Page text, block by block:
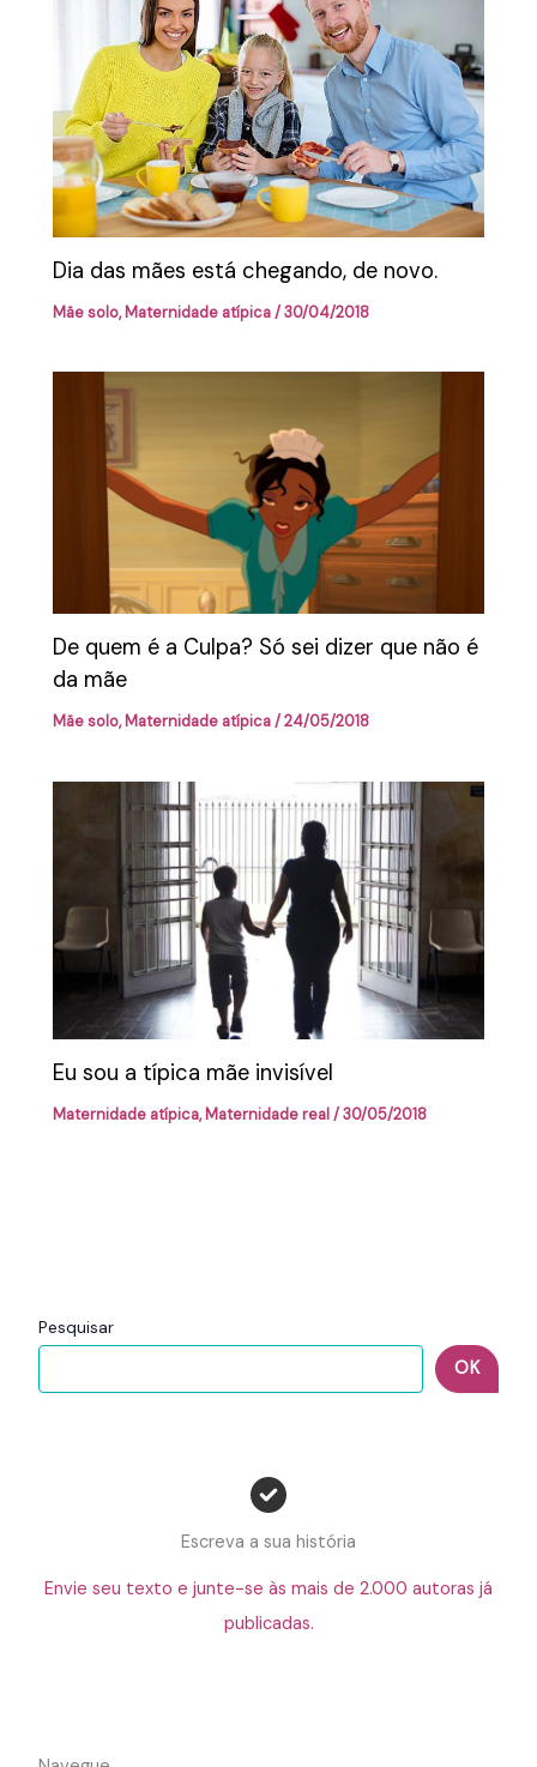
Pesquisar
OK
Escreva a sua história
Envie seu texto e junte-se às mais de 2.000 autoras já
publicadas.
Dia das mães está chegando, de novo.
Mãe solo,Maternidade atípica/30/04/2018
De quem é a Culpa? Só sei dizer que não é
da mãe
Mãe solo,Maternidade atípica/24/05/2018
Eu sou a típica mãe invisível
Maternidade atípica,Maternidade real/30/05/2018